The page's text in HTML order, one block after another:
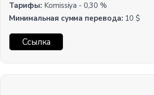
Тарифы: Komissiya - 0,30 %
Минимальная сумма перевода: 10 $
Ссылка